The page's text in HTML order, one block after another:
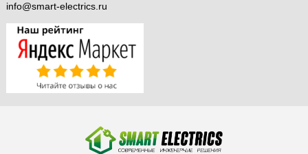
info@smart-electrics.ru